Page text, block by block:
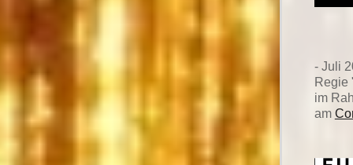
- Juli
Regie
im
am